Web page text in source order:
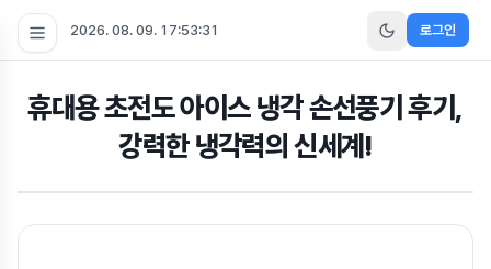
2026. 08. 09. 17:53:32 로그인
휴대용 초전도 아이스 냉각 손선풍기 후기,
강력한 냉각력의 신세계!